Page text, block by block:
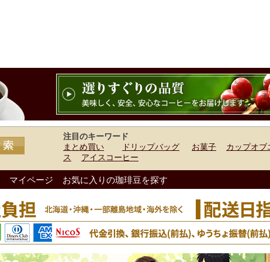
注目のキーワード
まとめ買い
ドリップバッグ お菓子
カップオブ
ス
アイスコーヒー
マイページ お気に入りの珈琲豆を探す